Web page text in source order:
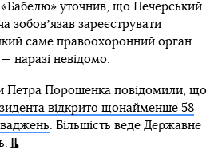
уточнив, що Печерський
зобовʼязав зареєструвати
саме правоохоронний орган
наразі невідомо.
Петра Порошенка повідомили, що
відкрито щонайменше 58
. Більшість веде Державне